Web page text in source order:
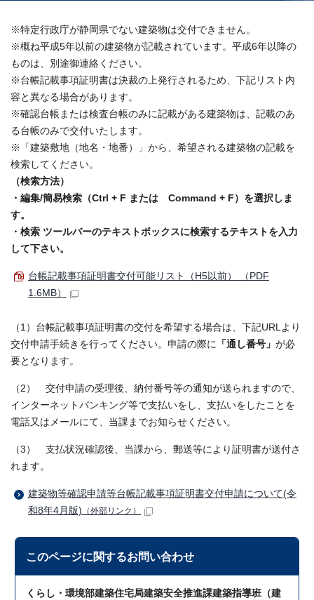
※特定行政庁が静岡県でない建築物は交付できません。
※概ね平成5年以前の建築物が記載されています。平成6年以降の
ものは、別途御連絡ください。
※台帳記載事項証明書は決裁の上発行されるため、下記リスト内
容と異なる場合があります。
※確認台帳または検査台帳のみに記載がある建築物は、記載のあ
る台帳のみで交付いたします。
※「建築敷地（地名・地番）」から、希望される建築物の記載を
検索してください。
（検索方法）
・編集/簡易検索（Ctrl + F または Command + F）を選択しま
す。
・検索 ツールバーのテキストボックスに検索するテキストを入力
して下さい。
台帳記載事項証明書交付可能リスト（H5以前） （PDF
1.6MB）
（1）台帳記載事項証明書の交付を希望する場合は、下記URLより
交付申請手続きを行ってください。申請の際に 「通し番号」 が必
要となります。
（2） 交付申請の受理後、納付番号等の通知が送られますので、
インターネットバンキング等で支払いをし、支払いをしたことを
電話又はメールにて、当課までお知らせください。
（3） 支払状況確認後、当課から、郵送等により証明書が送付さ
れます。
建築物等確認申請等台帳記載事項証明書交付申請について(令
和8年4月版) （外部リンク）
このページに関するお問い合わせ
くらし・環境部建築住宅局建築安全推進課建築指導班（建